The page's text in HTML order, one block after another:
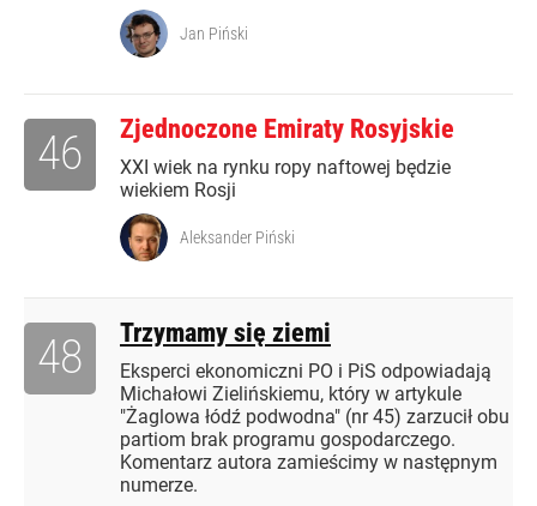
Jan Piński
Zjednoczone Emiraty Rosyjskie
XXI wiek na rynku ropy naftowej będzie
wiekiem Rosji
46
Aleksander Piński
Trzymamy się ziemi
Eksperci ekonomiczni PO i PiS odpowiadają
Michałowi Zielińskiemu, który w artykule
"Żaglowa łódź podwodna" (nr 45) zarzucił obu
partiom brak programu gospodarczego.
Komentarz autora zamieścimy w następnym
numerze.
48